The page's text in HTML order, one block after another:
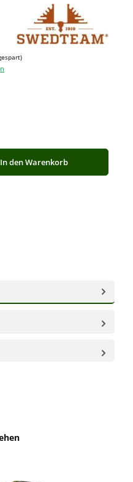
Wert ein oder benutze die
In den Warenkorb